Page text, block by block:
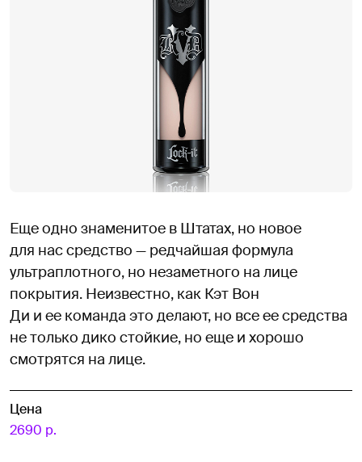
Еще одно знаменитое в Штатах, но новое
для нас средство — редчайшая формула
ультраплотного, но незаметного на лице
покрытия. Неизвестно, как Кэт Вон
Ди и ее команда это делают, но все ее средства
не только дико стойкие, но еще и хорошо
смотрятся на лице.
Цена
2690 р.